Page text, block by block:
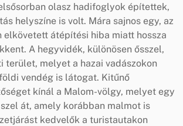
olasz hadifoglyok építettek,
helyszíne is volt. Mára sajnos egy, az
elkövetett átépítési hiba miatt hossza
A hegyvidék, különösen ősszel,
terület, melyet a hazai vadászokon
vendég is látogat. Kitűnő
kínál a Malom-völgy, melyet egy
át, amely korábban malmot is
kedvelők a turistautakon